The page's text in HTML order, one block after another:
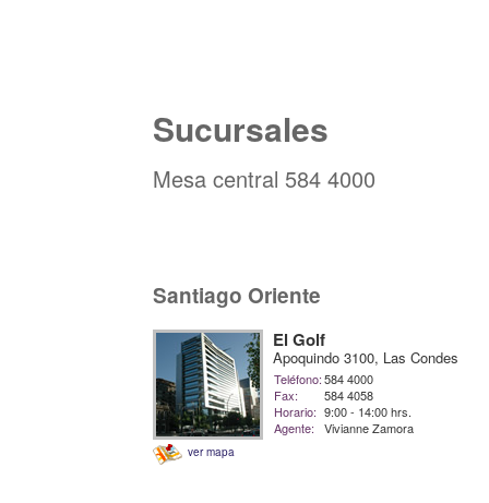
Sucursales
Mesa central 584 4000
Santiago Oriente
ver mapa
El Golf
Apoquindo 3100, Las Condes
Teléfono:584 4000
Fax:
584 4058
Horario: 9:00 - 14:00 hrs.
Agente:
Vivianne Zamora